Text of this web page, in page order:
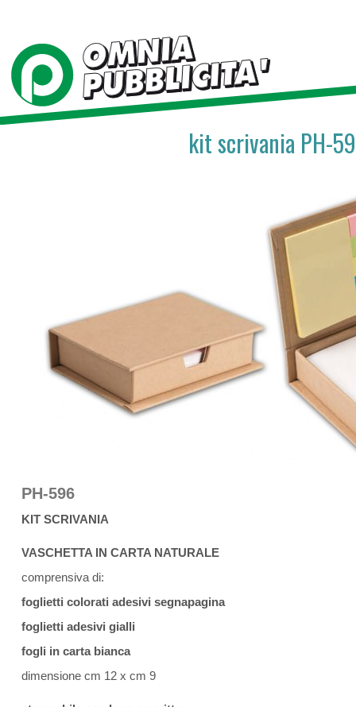
kit scrivania PH-
PH-596
KIT SCRIVANIA
VASCHETTA IN CARTA NATURALE
comprensiva di:
foglietti colorati adesivi segnapagina
foglietti adesivi gialli
fogli in carta bianca
dimensione cm 12 x cm 9